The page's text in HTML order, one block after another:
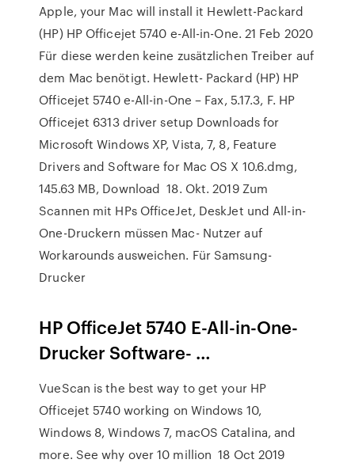
Apple, your Mac will install it Hewlett-Packard
(HP) HP Officejet 5740 e-All-in-One. 21 Feb 2020
Für diese werden keine zusätzlichen Treiber auf
dem Mac benötigt. Hewlett- Packard (HP) HP
Officejet 5740 e-All-in-One – Fax, 5.17.3, F. HP
Officejet 6313 driver setup Downloads for
Microsoft Windows XP, Vista, 7, 8, Feature
Drivers and Software for Mac OS X 10.6.dmg,
145.63 MB, Download 18. Okt. 2019 Zum
Scannen mit HPs OfficeJet, DeskJet und All-in-
One-Druckern müssen Mac- Nutzer auf
Workarounds ausweichen. Für Samsung-
Drucker
HP OfficeJet 5740 E-All-in-One-
Drucker Software- …
VueScan is the best way to get your HP
Officejet 5740 working on Windows 10,
Windows 8, Windows 7, macOS Catalina, and
more. See why over 10 million 18 Oct 2019